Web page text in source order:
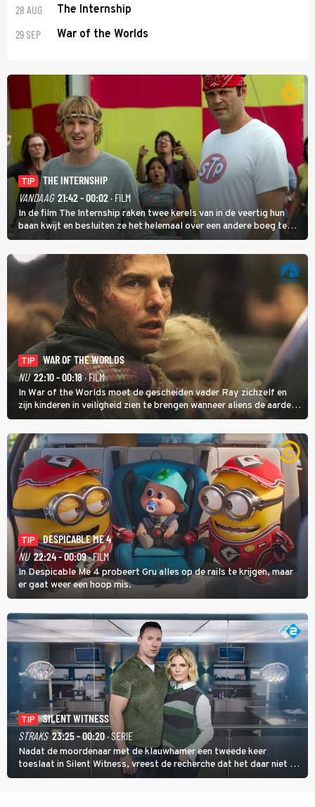
28 AUG The Internship
29 SEP War of the Worlds
TIP
THE INTERNSHIP
VANDAAG 21:42 - 00:02· FILM
In de film The Internship raken twee kerels van in de veertig hun
baan kwijt en besluiten ze het helemaal over een andere boeg te
gooien door als stagiair aan de slag te gaan bij Google.
TIP
WAR OF THE WORLDS
NU 22:10 - 00:18· FILM
In War of the Worlds moet de gescheiden vader Ray zichzelf en
zijn kinderen in veiligheid zien te brengen wanneer aliens de aarde
aanvallen.
TIP
DESPICABLE ME 4
NU 22:24 - 00:09· FILM
In Despicable Me 4 probeert Gru alles op de rails te krijgen, maar
er gaat weer een hoop mis.
TIP
SILENT WITNESS
STRAKS 23:25 - 00:20· SERIE
Nadat de moordenaar met de klauwhamer een tweede keer
toeslaat in Silent Witness, vreest de recherche dat het daar niet bij
blijft en vinden Kit en Jack op de plaats delict een foto met nog